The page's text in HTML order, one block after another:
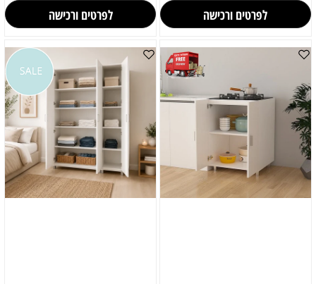
לפרטים ורכישה לפרטים ורכישה